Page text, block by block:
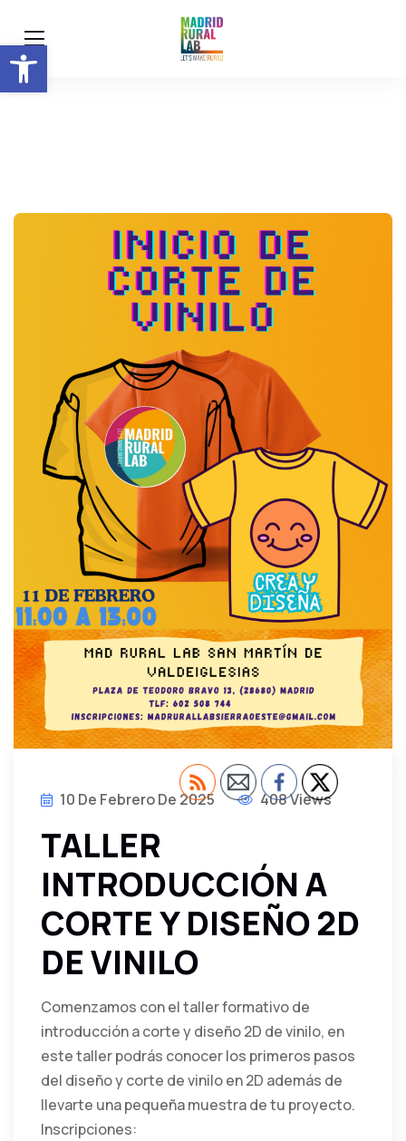
Abrir barra de herramientas
10 De Febrero De 2025 408 Views
TALLER
INTRODUCCIÓN A
CORTE Y DISEÑO 2D
DE VINILO
Comenzamos con el taller formativo de
introducción a corte y diseño 2D de vinilo, en
este taller podrás conocer los primeros pasos
del diseño y corte de vinilo en 2D además de
llevarte una pequeña muestra de tu proyecto.
Inscripciones: